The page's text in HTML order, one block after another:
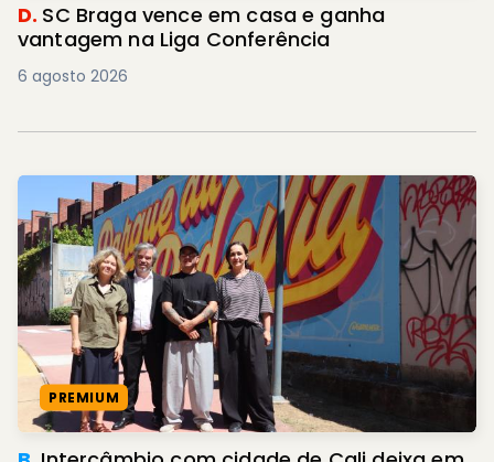
D. SC Braga vence em casa e ganha
vantagem na Liga Conferência
6 agosto 2026
PREMIUM